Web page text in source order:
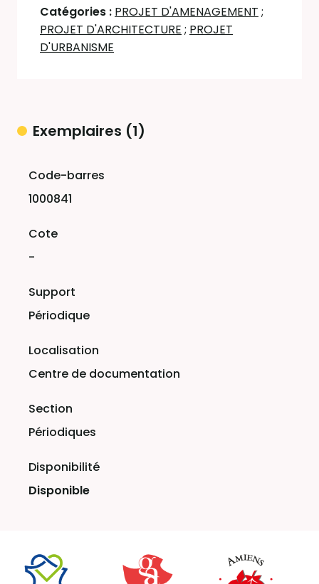
Catégories : PROJET D'AMENAGEMENT ;
PROJET D'ARCHITECTURE ; PROJET
D'URBANISME
Exemplaires (1)
1000841
-
Périodique
Centre de documentation
Périodiques
Disponible